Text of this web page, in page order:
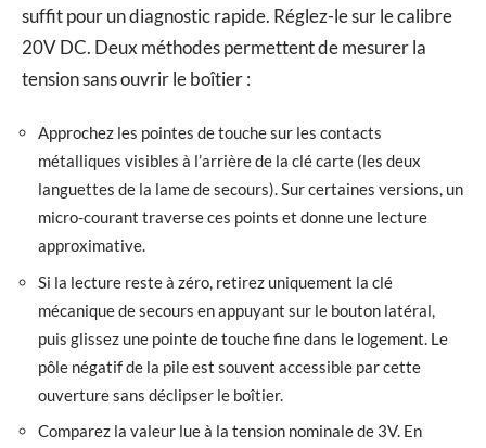
suffit pour un diagnostic rapide. Réglez-le sur le calibre
20V DC. Deux méthodes permettent de mesurer la
tension sans ouvrir le boîtier :
Approchez les pointes de touche sur les contacts
métalliques visibles à l’arrière de la clé carte (les deux
languettes de la lame de secours). Sur certaines versions, un
micro-courant traverse ces points et donne une lecture
approximative.
Si la lecture reste à zéro, retirez uniquement la clé
mécanique de secours en appuyant sur le bouton latéral,
puis glissez une pointe de touche fine dans le logement. Le
pôle négatif de la pile est souvent accessible par cette
ouverture sans déclipser le boîtier.
Comparez la valeur lue à la tension nominale de 3V. En